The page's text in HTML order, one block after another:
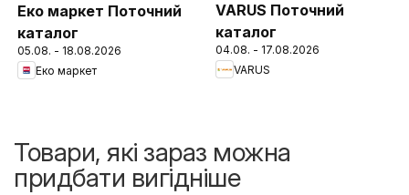
Еко маркет Поточний
каталог
05.08. - 18.08.2026
Еко маркет
VARUS Поточний
каталог
04.08. - 17.08.2026
VARUS
Товари, які зараз можна
придбати вигідніше